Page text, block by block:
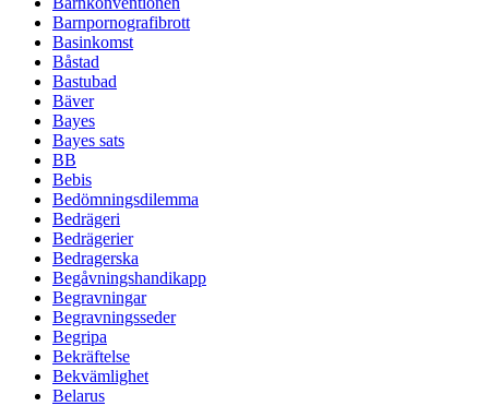
Barnpornografibrott
Basinkomst
Båstad
Bastubad
Bäver
Bayes
Bayes sats
BB
Bebis
Bedömningsdilemma
Bedrägeri
Bedrägerier
Bedragerska
Begåvningshandikapp
Begravningar
Begravningsseder
Begripa
Bekräftelse
Bekvämlighet
Belarus